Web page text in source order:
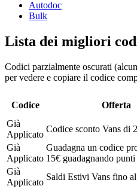
Autodoc
Bulk
Lista dei migliori
Codici parzialmente oscurati
per vedere e copiare il codice
Codice Offerta
Già
Applicato
Codice sconto Vans di
Già
Applicato
Guadagna un codice
15€ guadagnando punti
Già
Applicato
Saldi Estivi Vans fino